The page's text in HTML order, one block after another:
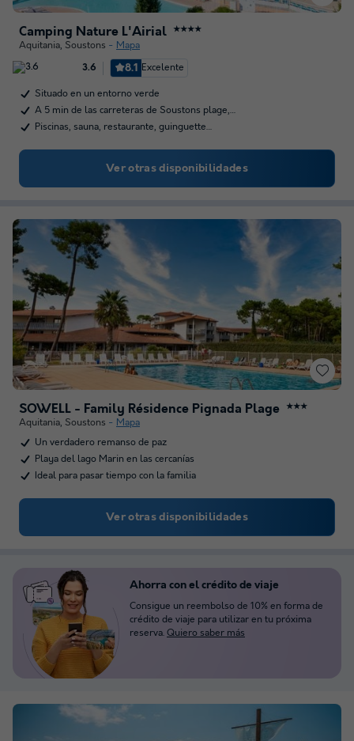
Camping Nature L'Airial ★★★★
Aquitania, Soustons Mapa
3.6 8.1 Excelente
Situado en un entorno verde
A 5 min de las carreteras de Soustons plage,…
Piscinas, sauna, restaurante, guinguette…
Ver otras disponibilidades
SOWELL - Family Résidence Pignada Plage ★★★
Aquitania, Soustons
Mapa
Un verdadero remanso de paz
Playa del lago Marin en las cercanías
Ideal para pasar tiempo con la familia
Ver otras disponibilidades
Ahorra con el crédito de viaje
Consigue un reembolso de 10% en forma de
crédito de viaje para utilizar en tu próxima
reserva. Quiero saber más